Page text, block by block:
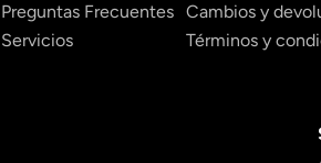
Preguntas Frecuentes
Servicios
Cambios y
Términos y